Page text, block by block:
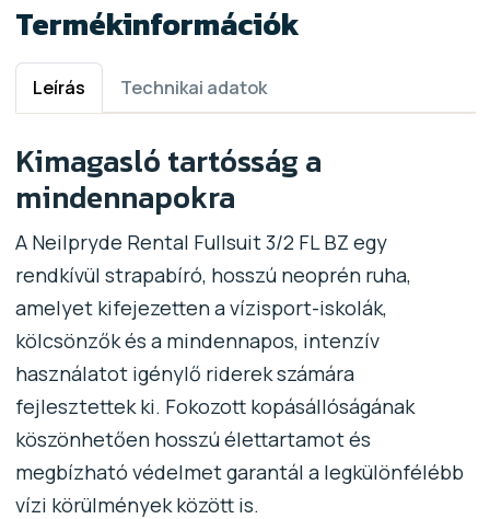
Termékinformációk
Leírás Technikai adatok
Kimagasló tartósság a
mindennapokra
A Neilpryde Rental Fullsuit 3/2 FL BZ egy
rendkívül strapabíró, hosszú neoprén ruha,
amelyet kifejezetten a vízisport-iskolák,
kölcsönzők és a mindennapos, intenzív
használatot igénylő riderek számára
fejlesztettek ki. Fokozott kopásállóságának
köszönhetően hosszú élettartamot és
megbízható védelmet garantál a legkülönfélébb
vízi körülmények között is.